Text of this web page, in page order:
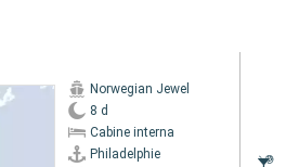
Norwegian Jewel
8 d
Cabine interna
Philadelphie